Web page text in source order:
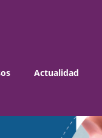
Actualidad